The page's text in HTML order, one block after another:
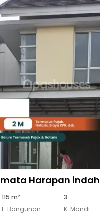
Harapan indah
115 m²
L. Bangunan
3
K. Mandi